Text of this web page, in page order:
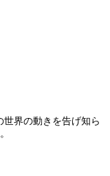
世界の動きを告げ知ら